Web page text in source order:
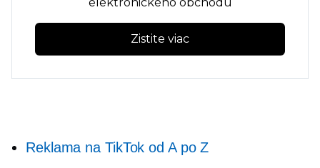
Zistite viac
Reklama na TikTok od A po Z